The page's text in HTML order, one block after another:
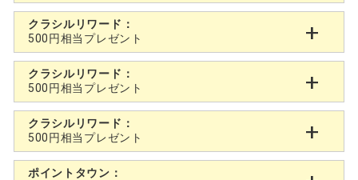
クラシルリワード：
500円相当プレゼント
クラシルリワード：
500円相当プレゼント
クラシルリワード：
500円相当プレゼント
ポイントタウン：